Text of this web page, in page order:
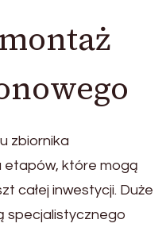
zbiornika
etapów, które mogą
całej inwestycji. Duże
specjalistycznego